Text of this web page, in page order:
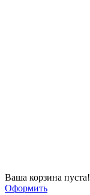
Ваша корзина пуста!
Оформить